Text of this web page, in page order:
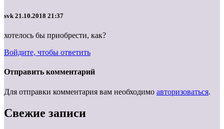
svk 21.10.2018 21:37
хотелось бы приобрести, как?
Войдите, чтобы ответить
Отправить комментарий
Для отправки комментария вам необходимо авторизоваться.
Свежие записи